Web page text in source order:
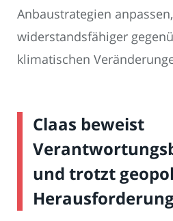
Anbaustrategien
widerstandsfähiger
klimatischen
Claas beweist
und trotzt